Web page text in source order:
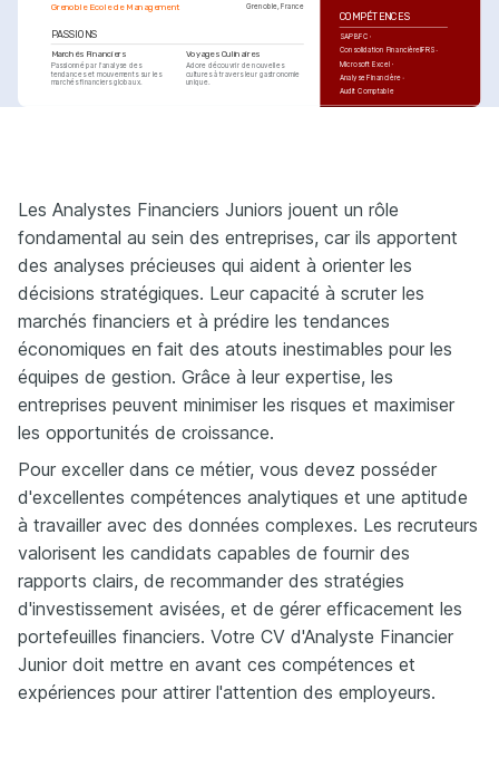
Grenoble Ecole de Management Grenoble, France
PASSIONS
Marchés Financiers
Passionné par l'analyse des
tendances et mouvements sur les
marchés financiers globaux.
Voyages Culinaires
Adore découvrir de nouvelles
cultures à travers leur gastronomie
unique.
COMPÉTENCES
SAP BFC
Consolidation FinancièreIFRS
Microsoft Excel
Analyse Financière
Audit Comptable
COURSES
Certification IFRS
Obtenu de la part de
Certified Accountants en 2020.
Audit Financier
Délivrée par PwC Academy en
Les Analystes Financiers Juniors jouent un rôle
fondamental au sein des entreprises, car ils apportent
des analyses précieuses qui aident à orienter les
décisions stratégiques. Leur capacité à scruter les
marchés financiers et à prédire les tendances
économiques en fait des atouts inestimables pour les
équipes de gestion. Grâce à leur expertise, les
entreprises peuvent minimiser les risques et maximiser
les opportunités de croissance.
Pour exceller dans ce métier, vous devez posséder
d'excellentes compétences analytiques et une aptitude
à travailler avec des données complexes. Les recruteurs
valorisent les candidats capables de fournir des
rapports clairs, de recommander des stratégies
d'investissement avisées, et de gérer efficacement les
portefeuilles financiers. Votre CV d'Analyste Financier
Junior doit mettre en avant ces compétences et
expériences pour attirer l'attention des employeurs.